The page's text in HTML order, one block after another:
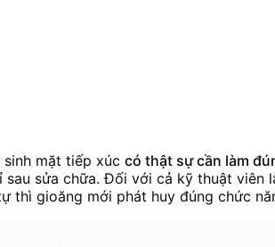
mặt tiếp xúc có thật sự cần làm
sau sửa chữa. Đối với cả kỹ thuật
thì gioăng mới phát huy đúng chức